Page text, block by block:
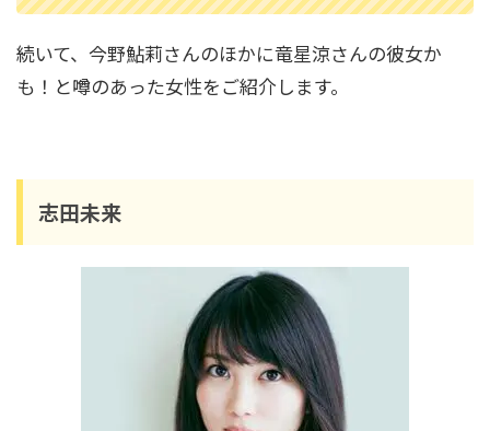
高嶋ちさ子の家系図｜父は誰？高島忠夫との関
係や長嶋一茂との親戚疑惑も調査！
安藤和津の家系図がすごかった！祖父は犬養毅
で緒方貞子とも親戚関係！
寺島しのぶの家系図｜尾上松也や松たか子との
関係は？祖父は人間国宝
続いて、今野鮎莉さんのほかに竜星涼さんの彼女か
も！と噂のあった女性をご紹介します。
志田未来